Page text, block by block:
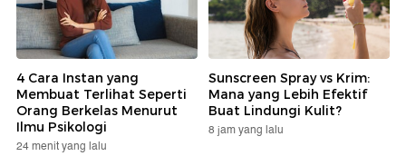
4 Cara Instan yang
Membuat Terlihat Seperti
Orang Berkelas Menurut
Ilmu Psikologi
24 menit yang lalu
Sunscreen Spray vs Krim:
Mana yang Lebih Efektif
Buat Lindungi Kulit?
8 jam yang lalu